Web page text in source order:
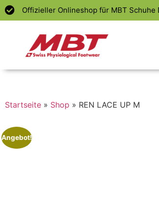
Offizieller Onlineshop für MBT Schuhe
Startseite » Shop » REN LACE UP M
Angebot!